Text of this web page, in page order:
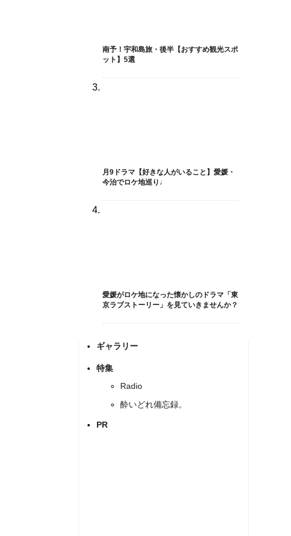
南予！宇和島旅・後半【おすすめ観光スポ
ット】5選
月9ドラマ【好きな人がいること】愛媛・
今治でロケ地巡り♩
愛媛がロケ地になった懐かしのドラマ「東
京ラブストーリー」を見ていきませんか？
ギャラリー
特集
Radio
酔いどれ備忘録。
PR